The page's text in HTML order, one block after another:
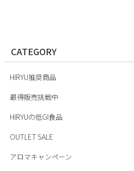
CATEGORY
HIRYU推奨商品
最得販売挑戦中
HIRYUの低GI食品
OUTLET SALE
アロマキャンペーン